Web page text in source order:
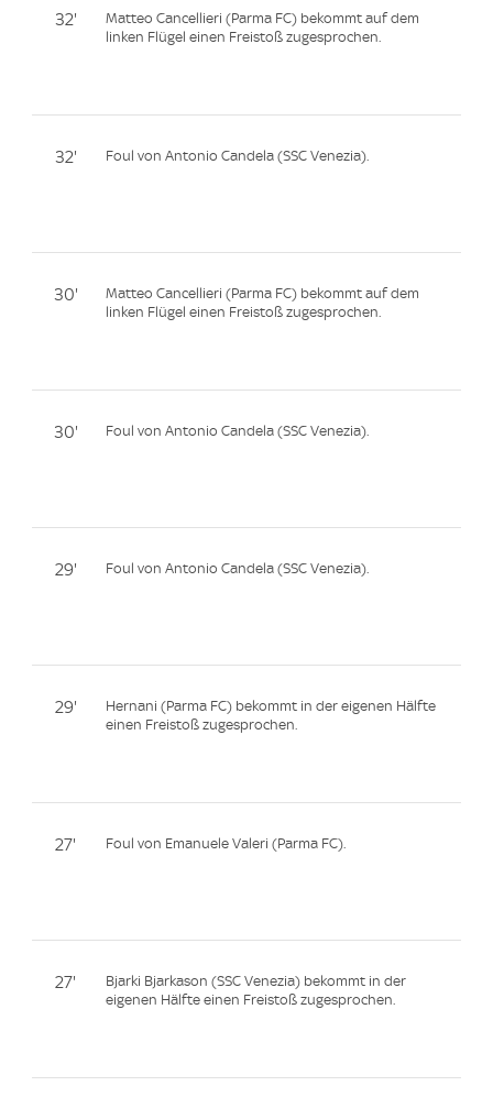
32'
Matteo Cancellieri (Parma FC) bekommt auf dem
linken Flügel einen Freistoß zugesprochen.
32' Foul von Antonio Candela (SSC Venezia).
30'
Matteo Cancellieri (Parma FC) bekommt auf dem
linken Flügel einen Freistoß zugesprochen.
30' Foul von Antonio Candela (SSC Venezia).
29' Foul von Antonio Candela (SSC Venezia).
29'
Hernani (Parma FC) bekommt in der eigenen Hälfte
einen Freistoß zugesprochen.
27' Foul von Emanuele Valeri (Parma FC).
27'
Bjarki Bjarkason (SSC Venezia) bekommt in der
eigenen Hälfte einen Freistoß zugesprochen.